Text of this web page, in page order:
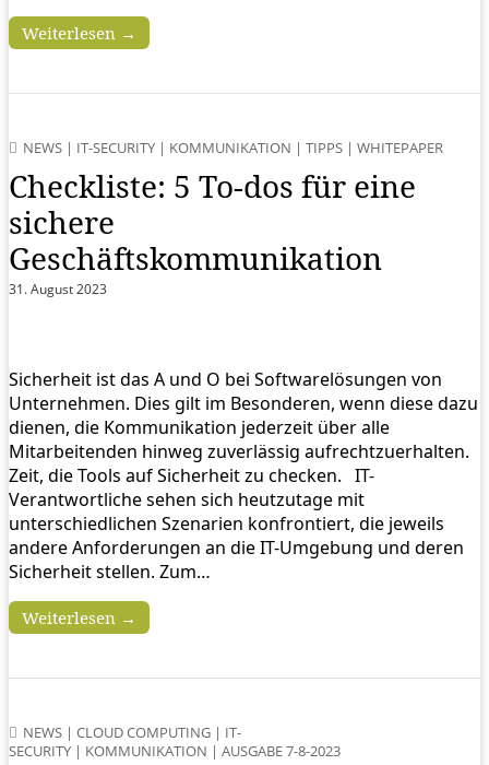
Weiterlesen →
NEWS | IT-SECURITY | KOMMUNIKATION | TIPPS | WHITEPAPER
Checkliste: 5 To-dos für eine
sichere
Geschäftskommunikation
31. August 2023
Sicherheit ist das A und O bei Softwarelösungen von
Unternehmen. Dies gilt im Besonderen, wenn diese dazu
dienen, die Kommunikation jederzeit über alle
Mitarbeitenden hinweg zuverlässig aufrechtzuerhalten.
Zeit, die Tools auf Sicherheit zu checken. IT-
Verantwortliche sehen sich heutzutage mit
unterschiedlichen Szenarien konfrontiert, die jeweils
andere Anforderungen an die IT-Umgebung und deren
Sicherheit stellen. Zum…
Weiterlesen →
NEWS | CLOUD COMPUTING | IT-
SECURITY | KOMMUNIKATION | AUSGABE 7-8-2023